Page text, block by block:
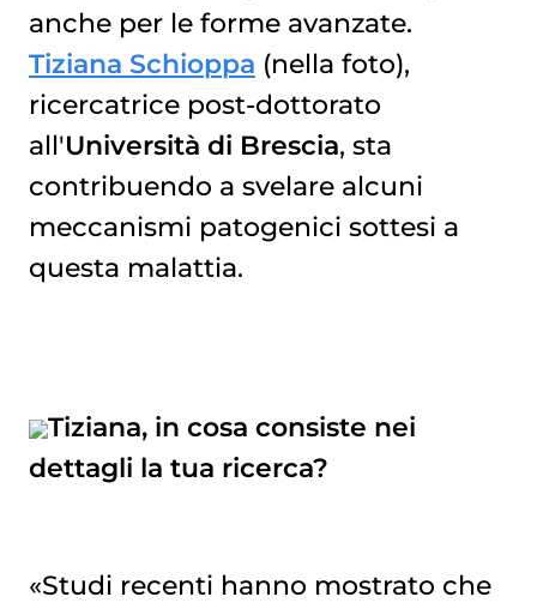
anche per le forme avanzate.
Tiziana Schioppa (nella foto),
ricercatrice post-dottorato
all'Università di Brescia, sta
contribuendo a svelare alcuni
meccanismi patogenici sottesi a
questa malattia.
Tiziana, in cosa consiste nei
dettagli la tua ricerca?
«Studi recenti hanno mostrato che